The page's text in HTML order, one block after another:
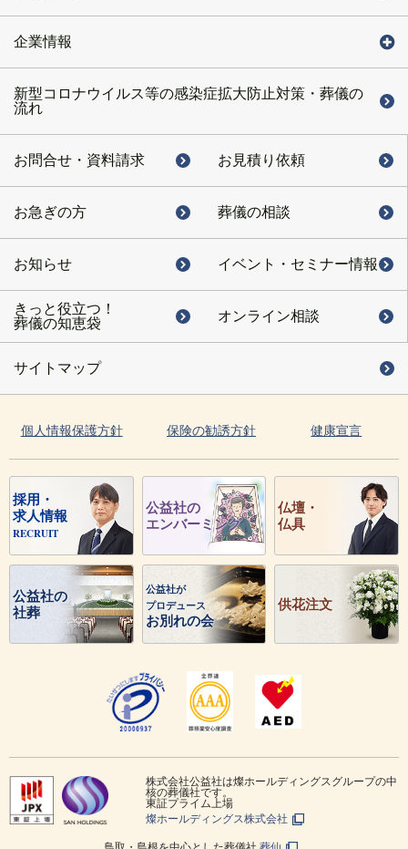
企業情報
新型コロナウイルス等の感染症拡大防止対策・葬儀の
流れ
お問合せ・ 資料請求 お見積り依頼
お急ぎの方 葬儀の相談
お知らせ イベント・ セミナー情報
きっと役立つ！
葬儀の知恵袋
オンライン相談
サイトマップ
個人情報保護方針 保険の勧誘方針 健康宣言
採用・
求人情報
RECRUIT
公益社の
エンバーミング
仏壇・
仏具
公益社の
社葬
公益社が
プロデュース
お別れの会
供花注文
株式会社公益社は燦ホールディングスグループの中
核の葬儀社です。
東証プライム上場
燦ホールディングス株式会社